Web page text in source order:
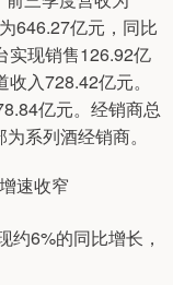
646.27亿元，同比
实现销售126.92亿
入728.42亿元。
亿元。经销商总
系列酒经销商。
速收窄
约6%的同比增长，